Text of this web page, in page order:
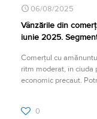
06/08/2025
Vânzările din
iunie 2025.
Comerțul cu
ritm moderat, în ciuda
economic precaut.
0